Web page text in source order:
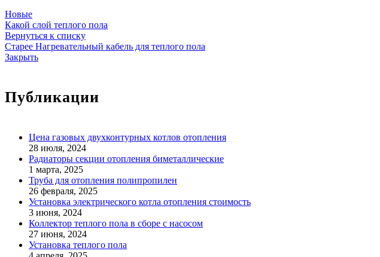
Новые
Какой слой теплого пола
Вернуться к списку
Старее Нагревательный кабель для теплого пола
Закрыть
Публикации
Цена газовых двухконтурных котлов отопления
28 июля, 2024
Радиаторы секции отопления биметаллические
1 марта, 2025
Труба для отопления полипропилен
26 февраля, 2025
Установка электрического котла отопления стоимость
3 июня, 2024
Коллектор теплого пола в сборе с насосом
27 июня, 2024
Установка теплого пола